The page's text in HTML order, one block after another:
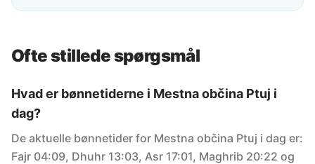
Ofte stillede spørgsmål
Hvad er bønnetiderne i Mestna občina Ptuj i
dag?
De aktuelle bønnetider for Mestna občina Ptuj i dag er:
Fajr 04:09, Dhuhr 13:03, Asr 17:01, Maghrib 20:22 og